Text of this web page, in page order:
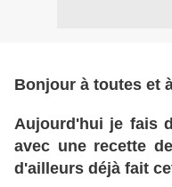
Bonjour à toutes et
Aujourd'hui je fais
avec une recette
d'ailleurs déjà fait